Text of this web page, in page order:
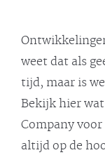
weet dat als
tijd, maar is
Bekijk hier
Company voor
altijd op de